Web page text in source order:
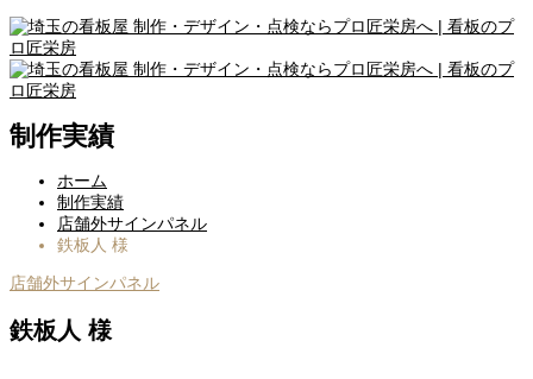
制作実績
ホーム
制作実績
店舗外サインパネル
鉄板人 様
店舗外サインパネル
鉄板人 様